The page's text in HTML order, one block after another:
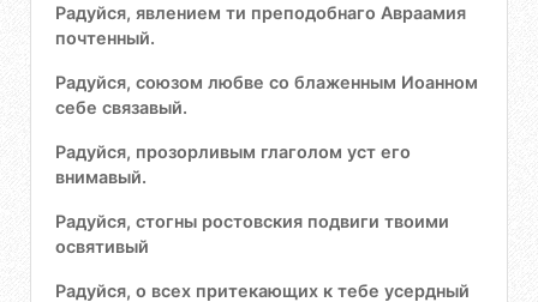
Радуйся, явлением ти преподобнаго Авраамия
почтенный.
Радуйся, союзом любве со блаженным Иоанном
себе связавый.
Радуйся, прозорливым глаголом уст его
внимавый.
Радуйся, стогны ростовския подвиги твоими
освятивый
Радуйся, о всех притекающих к тебе усердный